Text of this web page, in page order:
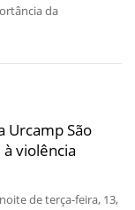
da
Urcamp São
violência
de terça-feira, 13,